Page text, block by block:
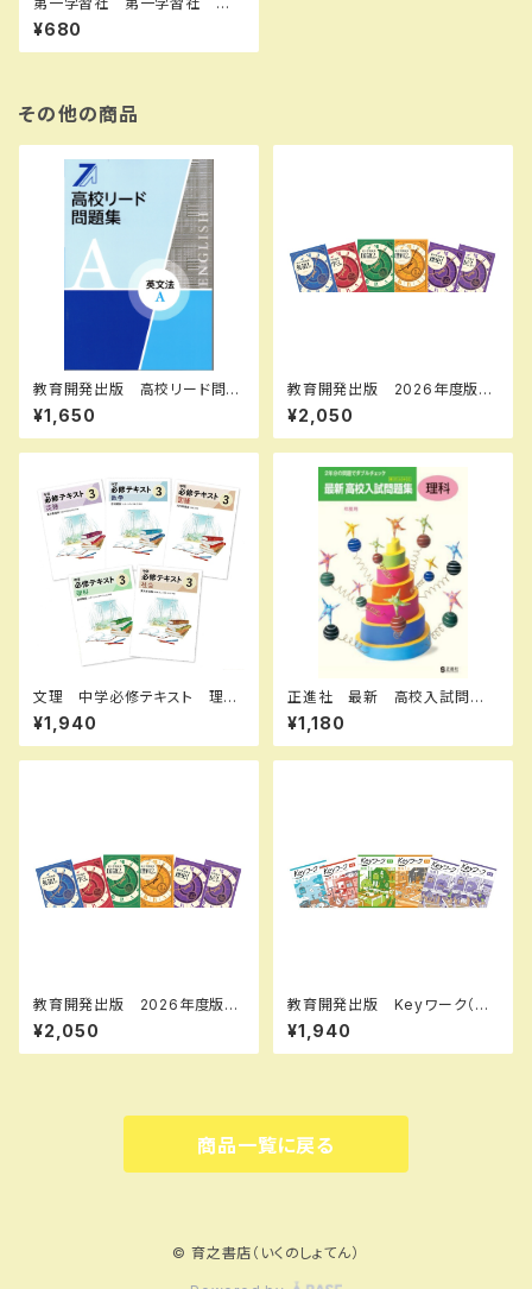
語便覧ワークノート 新品 問
題集本体のみ 別冊解答なし
ISBN：9784804036335 IS
¥680
その他の商品
教育開発出版 高校リード問題
集 英文法 A ，英文法 B 202
6年度版 各科目（選択くださ
い） 新品完全セット ISBN
¥1,650
教育開発出版 2026年度版
新中学問題集 理科 中1～3
標準編 各学年（選択くださ
い） 新品完全セット
¥2,050
文理 中学必修テキスト 理
科 中1～3（ご選択ください）
2026年度版 新品完全セット
¥1,940
正進社 最新 高校入試問題
集 理科 2027年春受験用
新品完全セット ISBN： ISBN
-10： SKU：004000590
¥1,180
教育開発出版 2026年度版
新中学問題集 英語 中1～3
標準編 各学年（選択くださ
い） 新品完全セット
¥2,050
教育開発出版 Keyワーク（キ
ーワーク） 理科 中1～3（ご
選択ください） 2026年度版
新品完全セット
¥1,940
商品一覧に戻る
© 育之書店（いくのしょてん）